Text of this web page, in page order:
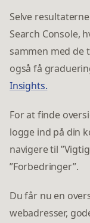
Selve
Search Console,
sammen med de
også få
Insights.
For at finde
logge ind på din
navigere til
”Forbedringer”.
Du får nu en
webadresser,